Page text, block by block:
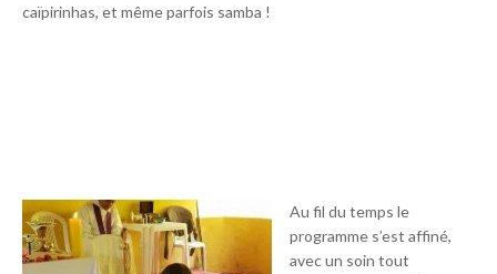
caïpirinhas, et même parfois samba !
Au fil du temps le
programme s’est affiné,
avec un soin tout